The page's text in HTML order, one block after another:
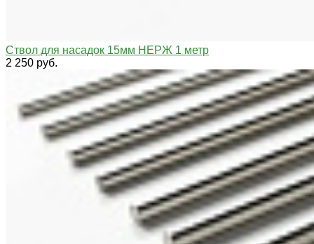
Ствол для насадок 15мм НЕРЖ 1 метр
2 250 руб.